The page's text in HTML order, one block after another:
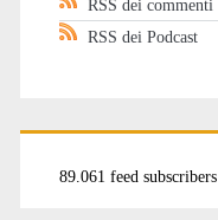
RSS dei commenti
RSS dei Podcast
89.061 feed subscribers